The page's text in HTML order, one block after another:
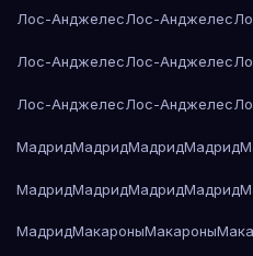
Лос-АнджелесЛос-Анджелес
Лос-АнджелесЛос-Анджелес
Лос-АнджелесЛос-Анджелес
МадридМадридМадридМадрид
МадридМадридМадридМадрид
МадридМакароныМакароны